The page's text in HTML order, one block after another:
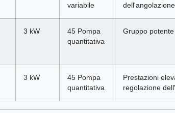
variabile
3 kW
45 Pompa
quantitativa
Gruppo potente
3 kW
45 Pompa
quantitativa
Prestazioni
regolazione